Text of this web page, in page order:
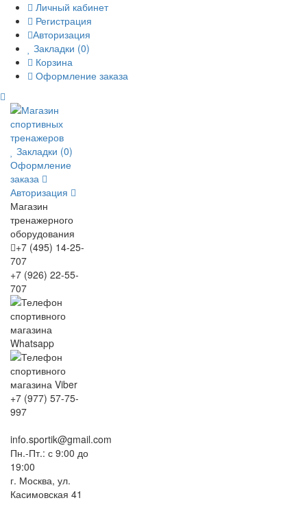
Личный кабинет
Регистрация
Авторизация
Закладки (0)
Корзина
Оформление заказа
Закладки (0)
Оформление
заказа
Авторизация
Магазин
тренажерного
оборудования
+7 (495) 14-25-
707
+7 (926) 22-55-
707
+7 (977) 57-75-
997
info.sportik@gmail.com
Пн.-Пт.: с 9:00 до
19:00
г. Москва, ул.
Касимовская 41